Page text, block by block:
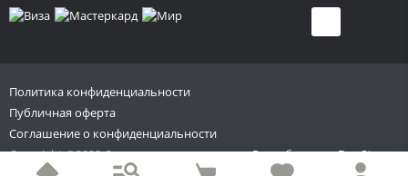
Политика конфиденциальности
Публичная оферта
Соглашение о конфиденциальности
Copyright ©2022 Спиннинги и катушки
Все права защищены
Разработано вDevStages